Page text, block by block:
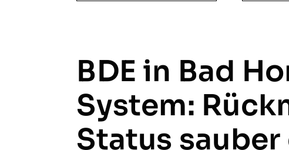
BDE in Bad
System:
Status sauber